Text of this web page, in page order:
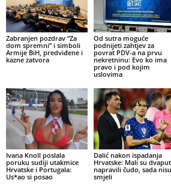
Zabranjen pozdrav “Za
dom spremni” i simboli
Armije BiH, predviđene i
kazne zatvora
Od sutra moguće
podnijeti zahtjev za
povrat PDV-a na prvu
nekretninu: Evo ko ima
pravo i pod kojim
uslovima
Ivana Knoll poslala
poruku sudiji utakmice
Hrvatske i Portugala:
Us*ao si posao
Dalić nakon ispadanja
Hrvatske: Mali su dvaput
napravili čudo, sada nisu
smjeli